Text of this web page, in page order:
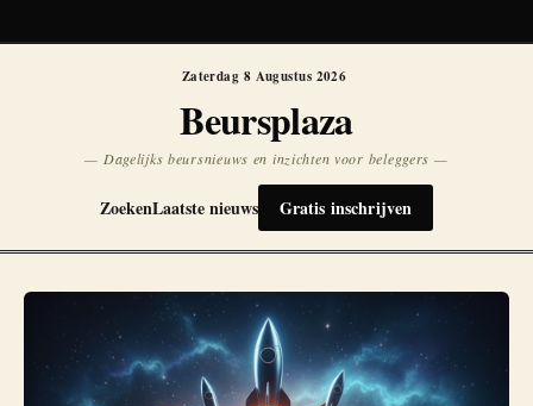
Zaterdag 8 Augustus 2026
Beursplaza
— Dagelijks beursnieuws en inzichten voor beleggers —
ZoekenLaatste nieuws Gratis inschrijven